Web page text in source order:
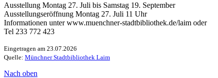
Ausstellung Montag 27. Juli bis Samstag 19. September
Ausstellungseröffnung Montag 27. Juli 11 Uhr
Informationen unter www.muenchner-stadtbibliothek.de/laim oder
Tel 233 772 423
Eingetragen am 23.07.2026
Quelle: Münchner Stadtbibliothek Laim
Nach oben